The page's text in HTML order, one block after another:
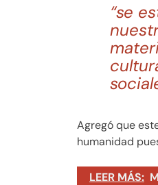
“se
Agregó que
humanidad
LEER MÁS: